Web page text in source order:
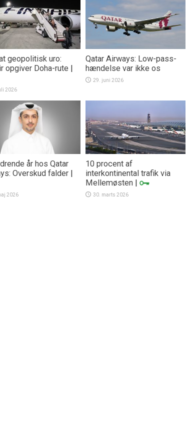
geopolitisk uro:
opgiver Doha-rute |
2026
Qatar Airways: Low-pass-
hændelse var ikke os
29. juni 2026
år hos Qatar
Overskud falder |
2026
10 procent af
interkontinental trafik via
Mellemøsten |
30. marts 2026